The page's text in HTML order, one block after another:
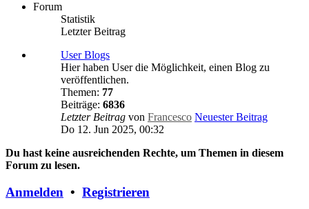
Forum
Statistik
Letzter Beitrag
User Blogs
Hier haben User die Möglichkeit, einen Blog zu
veröffentlichen.
Themen: 77
Beiträge: 6836
Letzter Beitrag von Francesco Neuester Beitrag
Do 12. Jun 2025, 00:32
Du hast keine ausreichenden Rechte, um Themen in diesem
Forum zu lesen.
Anmelden • Registrieren